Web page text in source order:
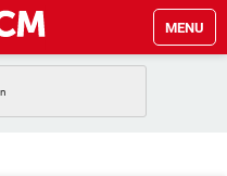
MENU